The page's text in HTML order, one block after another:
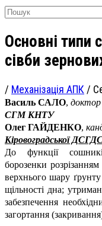
Основні типи
сівби
/ Механізація АПК /
Василь САЛО, доктор
СГМ КНТУ
Олег ГАЙДЕНКО,
Кіровоградської
До функції
борозенки
верхнього шару
щільності дна;
забезпечення
загортання